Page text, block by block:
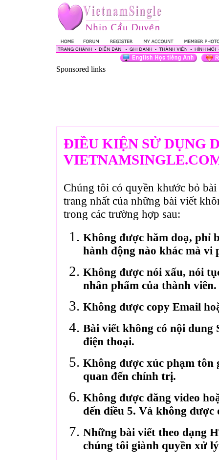
Sponsored links
ĐIỀU KIỆN SỬ DỤNG
Chúng tôi có quyền khước bỏ
trang nhất của những bài viết
trong các trường hợp sau:
Không được hăm doạ, phỉ
hành động nào khác mà vi
Không được nói xấu, nói
nhân phẩm của thành viên.
Không được copy Email
Bài viết không có nội dung
điện thoại.
Không được xúc phạm tôn
quan đến chính trị.
Không được đăng video
đến điều 5. Và không
Những bài viết theo dạng
chúng tôi giành quyền xử